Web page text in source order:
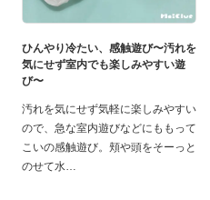
ひんやり冷たい、感触遊び〜汚れを
気にせず室内でも楽しみやすい遊
び〜
汚れを気にせず気軽に楽しみやすい
ので、急な室内遊びなどにももって
こいの感触遊び。頬や頭をそーっと
のせて水